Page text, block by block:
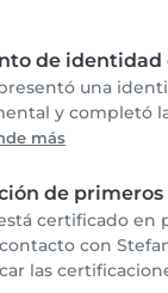
de identidad
una
y completó
más
de primeros
certificado en
con
las